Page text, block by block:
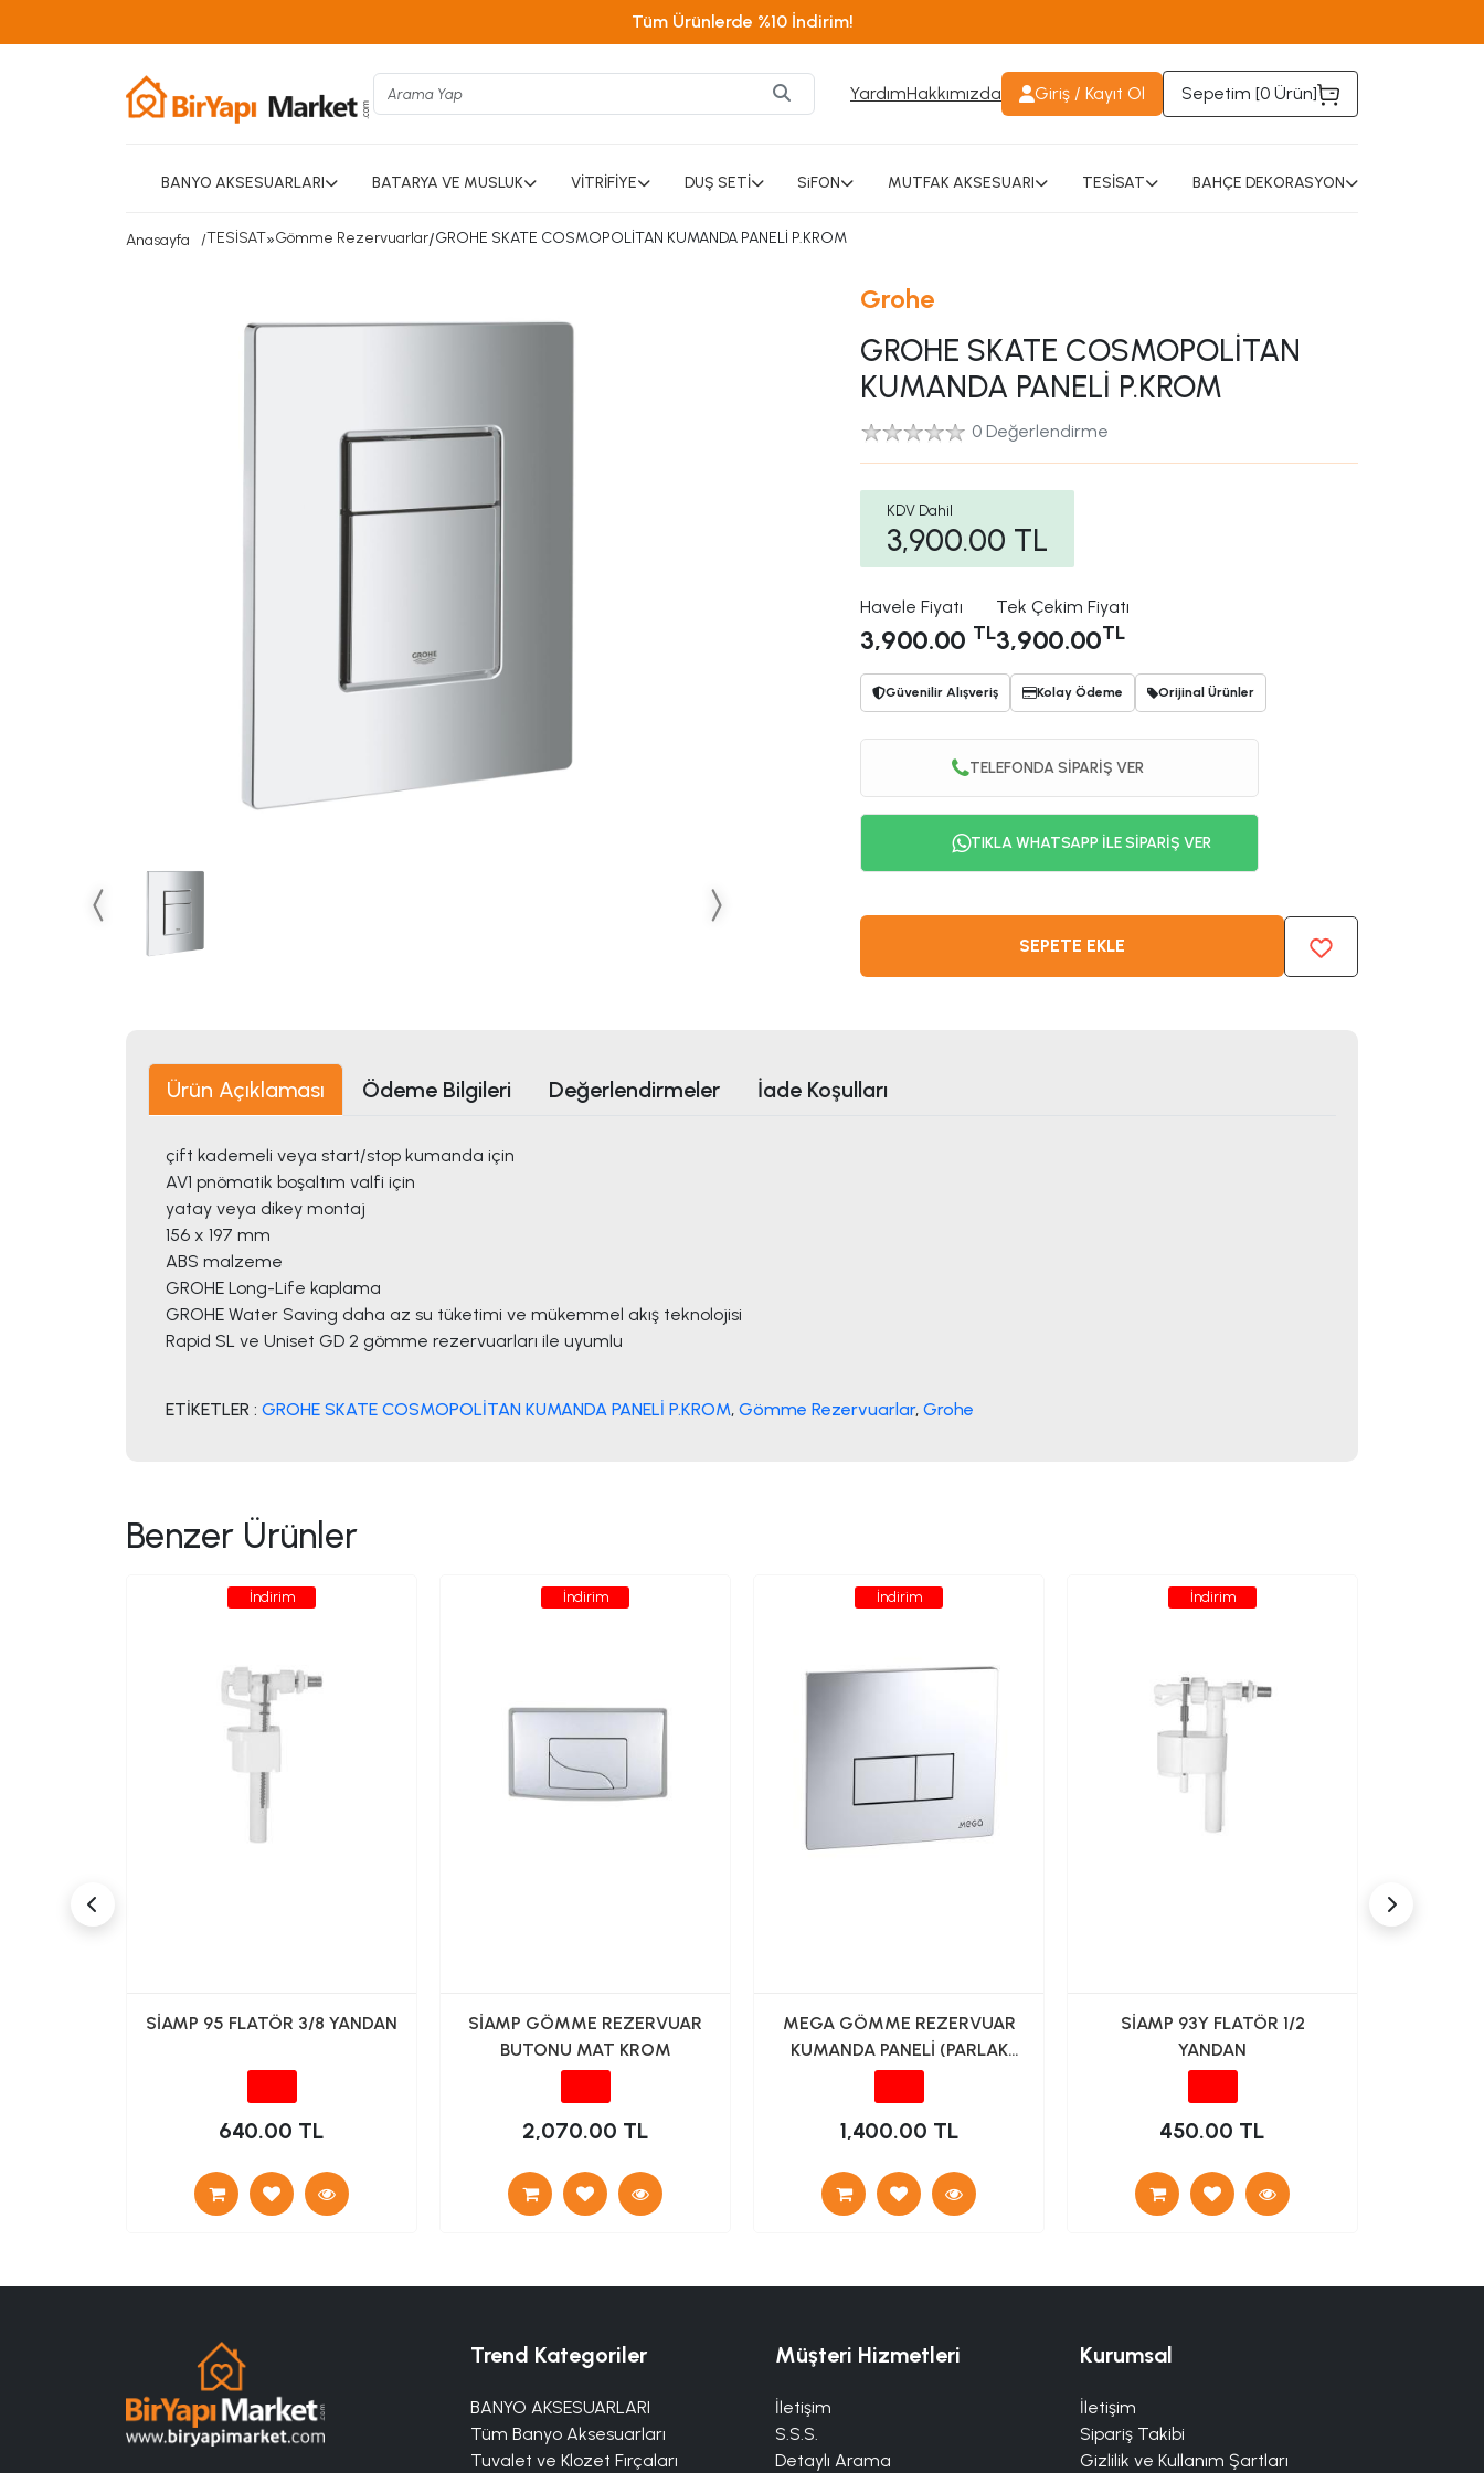
Tüm Ürünlerde %10 İndirim!
YardımHakkımızda Giriş / Kayıt Ol Sepetim [0 Ürün]
BANYO AKSESUARLARI BATARYA VE MUSLUK VİTRİFİYE DUŞ SETİ SiFON MUTFAK AKSESUARI TESİSAT BAHÇE DEKORASYON
Anasayfa TESİSAT»Gömme Rezervuarlar/GROHE SKATE COSMOPOLİTAN KUMANDA PANELİ P.KROM
Grohe
GROHE SKATE COSMOPOLİTAN
KUMANDA PANELİ P.KROM
0 Değerlendirme
KDV Dahil
3,900.00 TL
Havele Fiyatı
3,900.00 TL
Tek Çekim Fiyatı
3,900.00TL
Güvenilir Alışveriş Kolay Ödeme Orijinal Ürünler
TELEFONDA SİPARİŞ VER
TIKLA WHATSAPP İLE SİPARİŞ VER
SEPETE EKLE
Ürün Açıklaması Ödeme Bilgileri Değerlendirmeler İade Koşulları
çift kademeli veya start/stop kumanda için
AV1 pnömatik boşaltım valfi için
yatay veya dikey montaj
156 x 197 mm
ABS malzeme
GROHE Long-Life kaplama
GROHE Water Saving daha az su tüketimi ve mükemmel akış teknolojisi
Rapid SL ve Uniset GD 2 gömme rezervuarları ile uyumlu
ETİKETLER : GROHE SKATE COSMOPOLİTAN KUMANDA PANELİ P.KROM, Gömme Rezervuarlar, Grohe
Benzer Ürünler
İndirim
SİAMP 95 FLATÖR 3/8 YANDAN
640.00 TL
İndirim
SİAMP GÖMME REZERVUAR
BUTONU MAT KROM
2,070.00 TL
İndirim
MEGA GÖMME REZERVUAR
KUMANDA PANELİ (PARLAK
KROM)
1,400.00 TL
İndirim
SİAMP 93Y FLATÖR 1/2
YANDAN
450.00 TL
Trend Kategoriler
BANYO AKSESUARLARI
Tüm Banyo Aksesuarları
Tuvalet ve Klozet Fırçaları
Kurumsal
İletişim
Sipariş Takibi
Gizlilik ve Kullanım Şartları
Müşteri Hizmetleri
İletişim
S.S.S.
Detaylı Arama